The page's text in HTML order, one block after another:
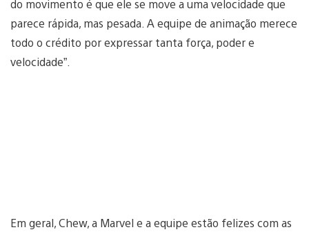
do movimento é que ele se move a uma velocidade que
parece rápida, mas pesada. A equipe de animação merece
todo o crédito por expressar tanta força, poder e
velocidade”.
Em geral, Chew, a Marvel e a equipe estão felizes com as